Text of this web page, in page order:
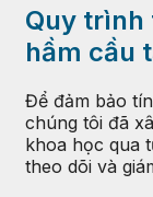
Quy trình
hầm cầu
Để đảm bảo
chúng tôi đã
khoa học qua
theo dõi và